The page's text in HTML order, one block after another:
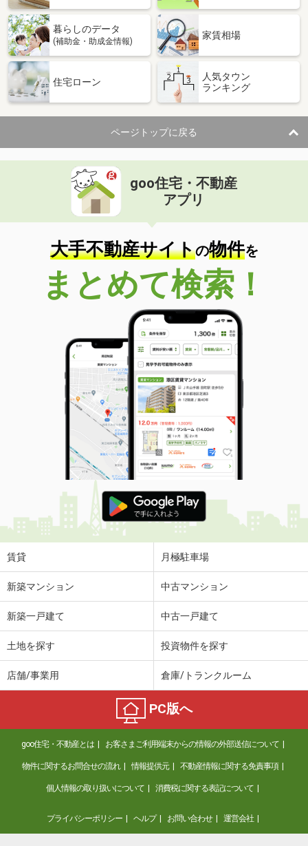
暮らしのデータ
(補助金・助成金情報)
家賃相場
住宅ローン
人気タウン
ランキング
ページトップに戻る
goo住宅・不動産
アプリ
大手不動産サイトの物件を
まとめて検索！
賃貸 月極駐車場
新築マンション 中古マンション
新築一戸建て 中古一戸建て
土地を探す 投資物件を探す
店舗/事業用 倉庫/トランクルーム
PC版へ
goo住宅・不動産とは お客さまご利用端末からの情報の外部送信について
物件に関するお問合せの流れ 情報提供元 不動産情報に関する免責事項
個人情報の取り扱いについて 消費税に関する表記について
プライバシーポリシー ヘルプ お問い合わせ 運営会社